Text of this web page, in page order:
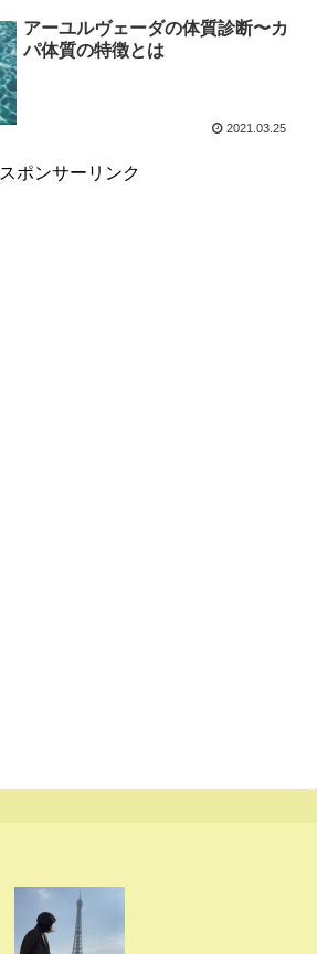
アーユルヴェーダの体質診断〜カ
パ体質の特徴とは
2021.03.25
スポンサーリンク